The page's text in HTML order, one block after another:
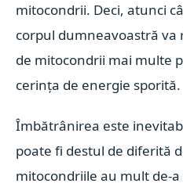
mitocondrii. Deci, atunci
corpul dumneavoastră va
de mitocondrii mai multe
cerința de energie sporită.
Îmbătrânirea este
poate fi destul de diferită
mitocondriile au mult de-